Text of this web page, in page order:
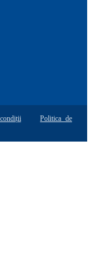
Politica de